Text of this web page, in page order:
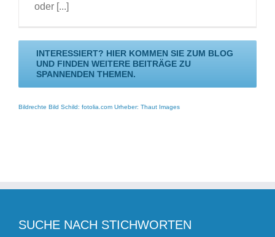
oder [...]
INTERESSIERT? HIER KOMMEN SIE ZUM BLOG
UND FINDEN WEITERE BEITRÄGE ZU
SPANNENDEN THEMEN.
Bildrechte Bild Schild: fotolia.com Urheber: Thaut Images
SUCHE NACH STICHWORTEN